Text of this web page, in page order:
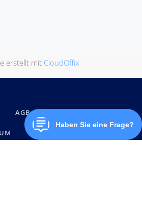
erstellt mit CloudOffix
AGB
MARKENNAMEN